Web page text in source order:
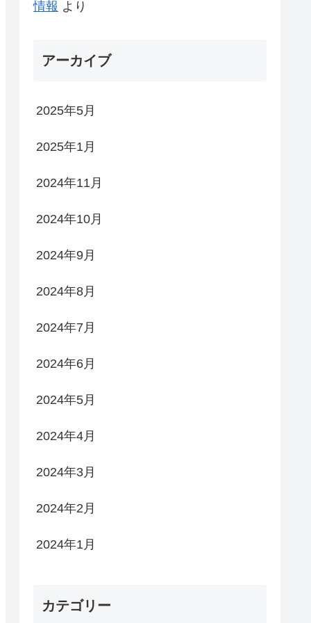
情報 より
アーカイブ
2025年5月
2025年1月
2024年11月
2024年10月
2024年9月
2024年8月
2024年7月
2024年6月
2024年5月
2024年4月
2024年3月
2024年2月
2024年1月
カテゴリー